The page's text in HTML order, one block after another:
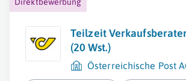
Teilzeit
(20 Wst.)
Österreichische Post